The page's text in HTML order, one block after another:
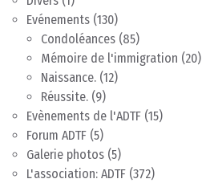
Evénements (130)
Condoléances (85)
Mémoire de l'immigration (20)
Naissance. (12)
Réussite. (9)
Evènements de l'ADTF (15)
Forum ADTF (5)
Galerie photos (5)
L'association: ADTF (372)